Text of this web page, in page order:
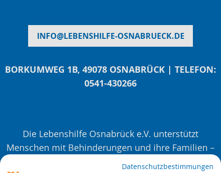
INFO@LEBENSHILFE-OSNABRUECK.DE
BORKUMWEG 1B, 49078 OSNABRÜCK | TELEFON:
0541-430266
Die Lebenshilfe Osnabrück e.V. unterstützt
Menschen mit Behinderungen und ihre Familien –
mit Beratungen, Veranstaltungen und Projekten.
Datenschutzbestimmungen